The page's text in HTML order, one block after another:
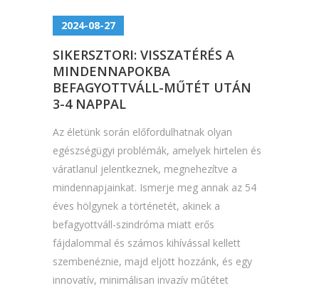
2024-08-27
SIKERSZTORI: VISSZATÉRÉS A
MINDENNAPOKBA
BEFAGYOTTVÁLL-MŰTÉT UTÁN
3-4 NAPPAL
Az életünk során előfordulhatnak olyan
egészségügyi problémák, amelyek hirtelen és
váratlanul jelentkeznek, megnehezítve a
mindennapjainkat. Ismerje meg annak az 54
éves hölgynek a történetét, akinek a
befagyottváll-szindróma miatt erős
fájdalommal és számos kihívással kellett
szembenéznie, majd eljött hozzánk, és egy
innovatív, minimálisan invazív műtétet